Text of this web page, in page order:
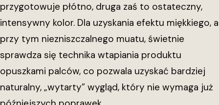
przygotowuje płótno, druga zaś to ostateczny,
intensywny kolor. Dla uzyskania efektu miękkiego, a
przy tym niezniszczalnego muatu, świetnie
sprawdza się technika wtapiania produktu
opuszkami palców, co pozwala uzyskać bardziej
naturalny, „wytarty” wygląd, który nie wymaga już